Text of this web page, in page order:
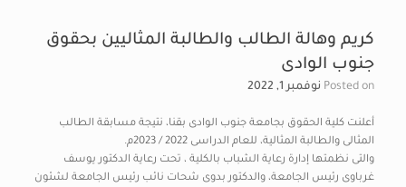
كريم وهالة الطالب والطالبة المثاليين بحقوق
جنوب الوادى
Posted on نوفمبر 1, 2022
أعلنت كلية الحقوق بجامعة جنوب الوادى بقنا، نتيجة مسابقة الطالب
المثالى والطالبة المثالية، للعام الدراسى 2022 / 2023م.
والتى نظمتها إدارة رعاية الشباب بالكلية ، تحت رعاية الدكتور يوسف
غرباوى رئيس الجامعة، والدكتور بدوى شحات نائب رئيس الجامعة لشئون